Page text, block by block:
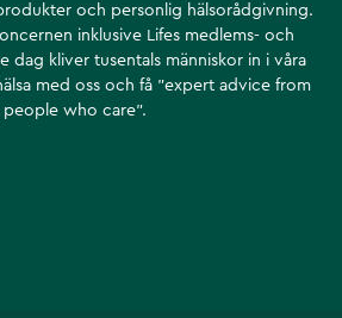
och personlig hälsorådgivning.
inklusive Lifes medlems- och
dag kliver tusentals människor in i våra
med oss och få ”expert advice from
people who care”.